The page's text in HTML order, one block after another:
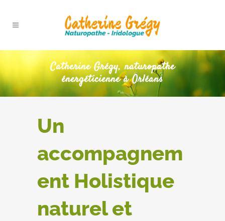
Catherine Grégy, naturopathe
énergéticienne à Orléans
Un
accompagnem
ent Holistique
naturel et